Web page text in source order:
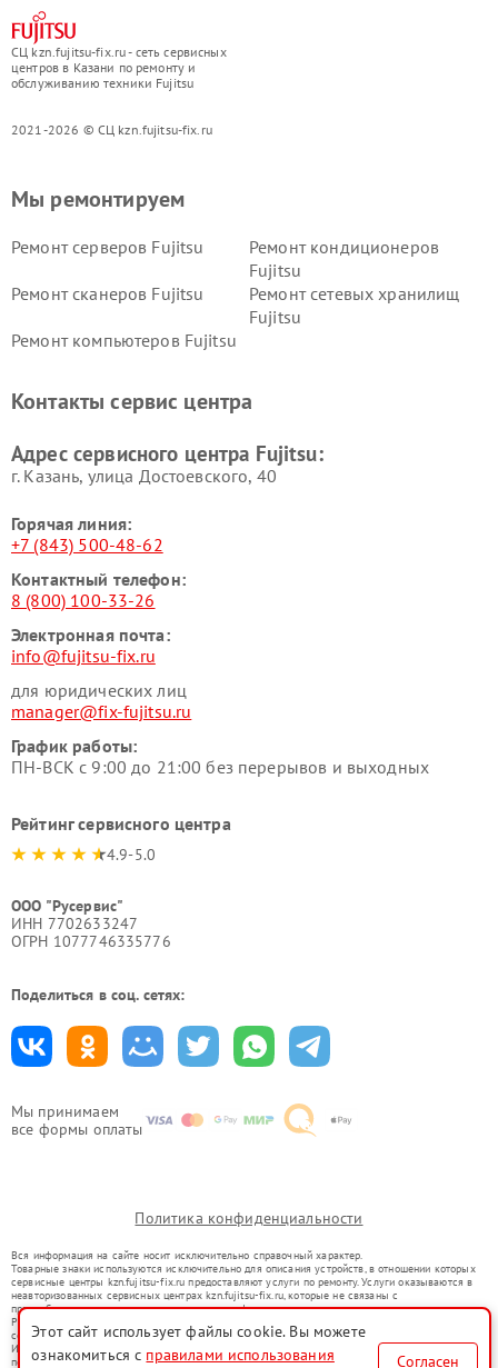
СЦ kzn.fujitsu-fix.ru - сеть сервисных
центров в Казани по ремонту и
обслуживанию техники Fujitsu
2021-2026 © СЦ kzn.fujitsu-fix.ru
Мы принимаем
все формы оплаты
Мы ремонтируем
Ремонт серверов Fujitsu
Ремонт кондиционеров
Fujitsu
Ремонт сканеров Fujitsu
Ремонт сетевых хранилищ
Fujitsu
Ремонт компьютеров Fujitsu
Контакты сервис центра
Адрес сервисного центра Fujitsu:
г. Казань, улица Достоевского, 40
Горячая линия:
+7 (843) 500-48-62
Контактный телефон:
8 (800) 100-33-26
Электронная почта:
info@fujitsu-fix.ru
для юридических лиц
manager@fix-fujitsu.ru
График работы:
ПН-ВСК с 9:00 до 21:00 без перерывов и выходных
Рейтинг сервисного центра
4.9-5.0
ООО "Русервис"
ИНН 7702633247
ОГРН 1077746335776
Поделиться в соц. сетях:
Политика конфиденциальности
Вся информация на сайте носит исключительно справочный характер.
Товарные знаки используются исключительно для описания устройств, в отношении которых
сервисные центры kzn.fujitsu-fix.ru предоставляют услуги по ремонту. Услуги оказываются в
неавторизованных сервисных центрах kzn.fujitsu-fix.ru, которые не связаны с
правообладателями товарных знаков или их официальными представителями.
Ремонт осуществляется для устройств, уже введенных в гражданский оборот в соответствии
со статьей 1487 ГК РФ.
Использование товарных знаков не преследует цели индивидуализации услуг или введения
потребителей в заблуждение, а служит для информирования о предоставляемых услугах по
Этот сайт использует файлы cookie. Вы можете
ознакомиться с правилами использования Согласен